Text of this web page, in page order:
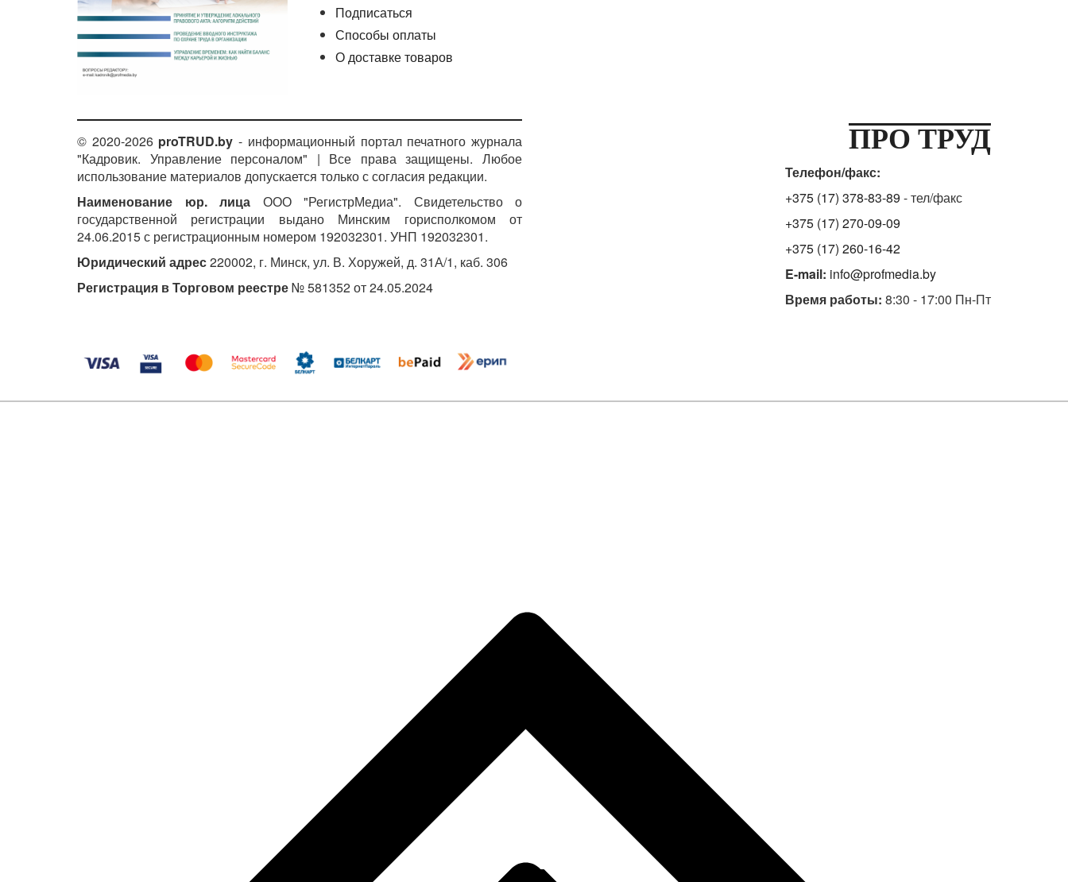
Подписаться
Способы оплаты
О доставке товаров
© 2020-2026 proTRUD.by - информационный портал печатного журнала
"Кадровик. Управление персоналом" | Все права защищены. Любое
использование материалов допускается только с согласия редакции.
Наименование юр. лица ООО "РегистрМедиа". Свидетельство о
государственной регистрации выдано Минским горисполкомом от
24.06.2015 с регистрационным номером 192032301. УНП 192032301.
Юридический адрес220002, г. Минск, ул. В. Хоружей, д. 31А/1, каб. 306
Регистрация в Торговом реестре№ 581352 от 24.05.2024
ПРО ТРУД
Телефон/факс:
+375 (17) 378-83-89 - тел/факс
+375 (17) 270-09-09
+375 (17) 260-16-42
E-mail: info@profmedia.by
Время работы: 8:30 - 17:00 Пн-Пт